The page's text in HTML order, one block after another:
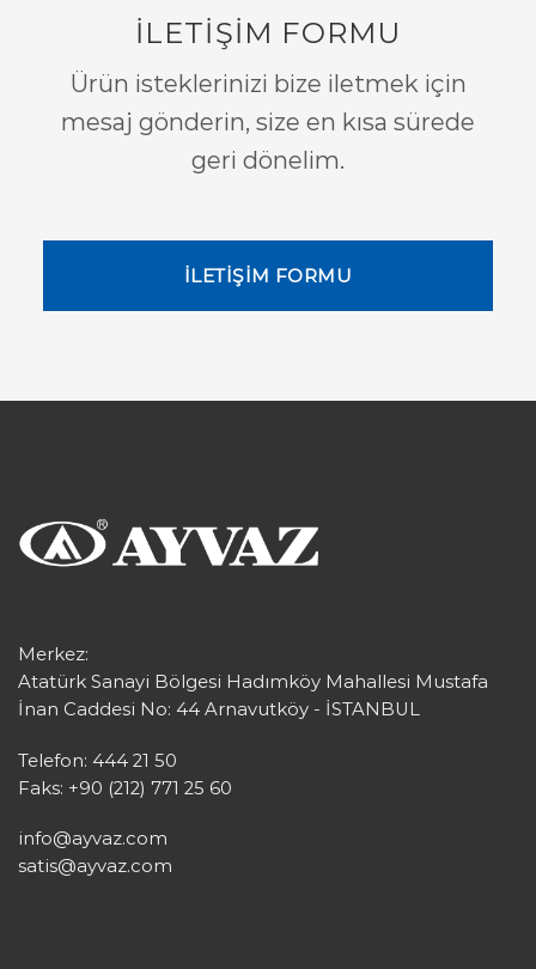
İLETİŞİM FORMU
Ürün isteklerinizi bize iletmek için
mesaj gönderin, size en kısa sürede
geri dönelim.
İLETİŞİM FORMU
Merkez:
Atatürk Sanayi Bölgesi Hadımköy Mahallesi Mustafa
İnan Caddesi No: 44 Arnavutköy - İSTANBUL
Telefon: 444 21 50
Faks: +90 (212) 771 25 60
info@ayvaz.com
satis@ayvaz.com